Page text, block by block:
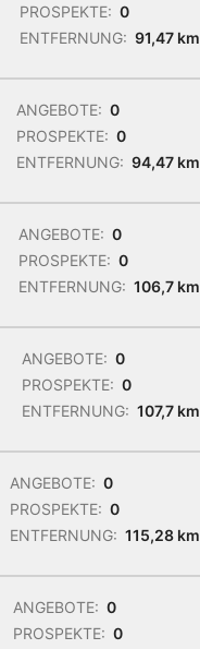
PROSPEKTE: 0
ENTFERNUNG: 91,47 km
ANGEBOTE: 0
PROSPEKTE: 0
ENTFERNUNG: 94,47 km
ANGEBOTE: 0
PROSPEKTE: 0
ENTFERNUNG: 106,7 km
ANGEBOTE: 0
PROSPEKTE: 0
ENTFERNUNG: 107,7 km
ANGEBOTE: 0
PROSPEKTE: 0
ENTFERNUNG: 115,28 km
ANGEBOTE: 0
PROSPEKTE: 0